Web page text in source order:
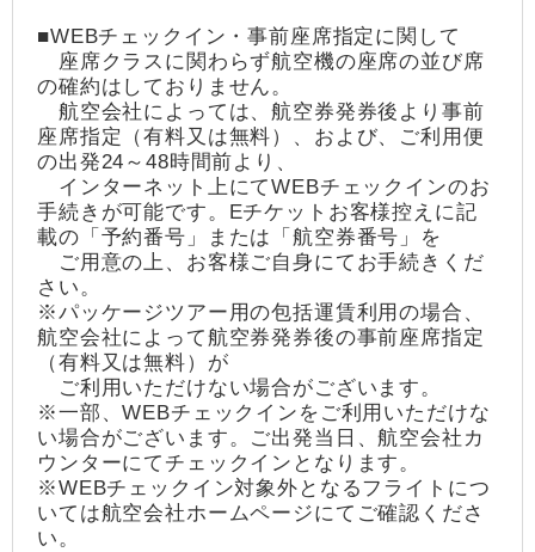
■WEBチェックイン・事前座席指定に関して
座席クラスに関わらず航空機の座席の並び席
の確約はしておりません。
航空会社によっては、航空券発券後より事前
座席指定（有料又は無料）、および、ご利用便
の出発24～48時間前より、
インターネット上にてWEBチェックインのお
手続きが可能です。Eチケットお客様控えに記
載の「予約番号」または「航空券番号」を
ご用意の上、お客様ご自身にてお手続きくだ
さい。
※パッケージツアー用の包括運賃利用の場合、
航空会社によって航空券発券後の事前座席指定
（有料又は無料）が
ご利用いただけない場合がございます。
※一部、WEBチェックインをご利用いただけな
い場合がございます。ご出発当日、航空会社カ
ウンターにてチェックインとなります。
※WEBチェックイン対象外となるフライトにつ
いては航空会社ホームページにてご確認くださ
い。